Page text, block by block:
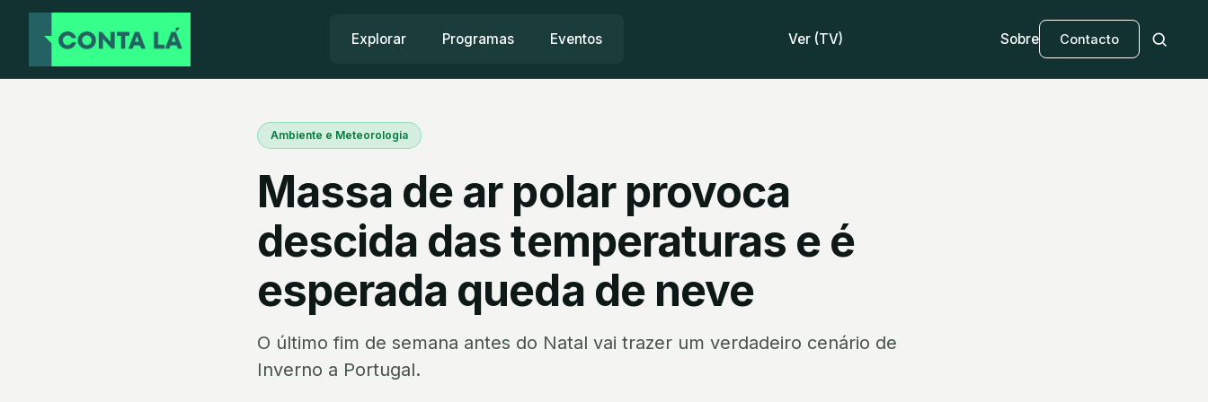
Explorar Programas Eventos Ver (TV) Sobre Contacto
Ambiente e Meteorologia
Massa de ar polar provoca
descida das temperaturas e é
esperada queda de neve
O último fim de semana antes do Natal vai trazer um verdadeiro cenário de
Inverno a Portugal.